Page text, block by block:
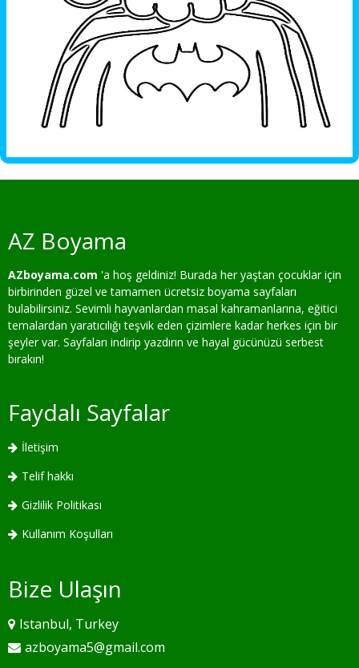
AZ Boyama
AZboyama.com 'a hoş geldiniz! Burada her yaştan çocuklar için
birbirinden güzel ve tamamen ücretsiz boyama sayfaları
bulabilirsiniz. Sevimli hayvanlardan masal kahramanlarına, eğitici
temalardan yaratıcılığı teşvik eden çizimlere kadar herkes için bir
şeyler var. Sayfaları indirip yazdırın ve hayal gücünüzü serbest
bırakın!
Faydalı Sayfalar
İletişim
Telif hakkı
Gizlilik Politikası
Kullanım Koşulları
Bize Ulaşın
Istanbul, Turkey
azboyama5@gmail.com